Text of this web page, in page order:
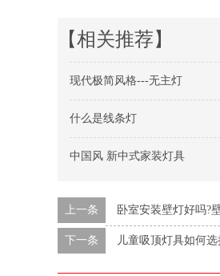
【相关推荐】
现代极简风格---无主灯
什么是线条灯
中国风 新中式家装灯具
上一条 卧室安装壁灯好吗?
下一条 儿童吸顶灯具如何选